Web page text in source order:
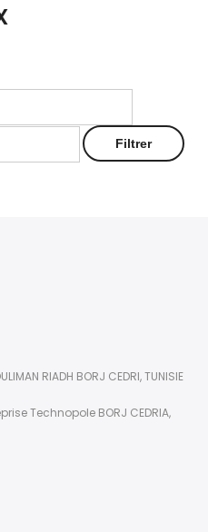
Filtrer
RIADH BORJ CEDRI, TUNISIE
Technopole BORJ CEDRIA,